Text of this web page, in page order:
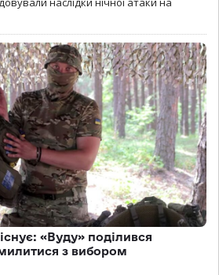
«Вуду» поділився
з вибором